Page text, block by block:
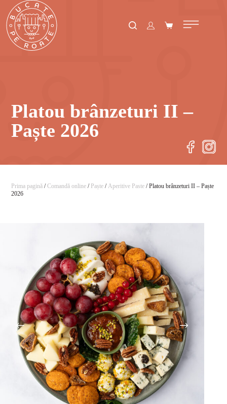
Platou brânzeturi II –
Paște 2026
Prima pagină /Comandă online / Paște /Aperitive Paste / Platou brânzeturi II – Paște
2026